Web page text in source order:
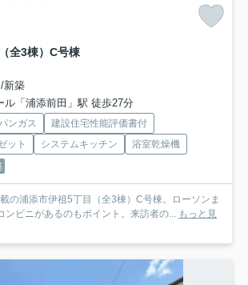
全3棟）C号棟
新築
ル「浦添前田」駅 徒歩27分
ンガス
建設住宅性能評価書付
ット
システムキッチン
浴室乾燥機
の浦添市伊祖5丁目（全3棟）C号棟。ローソンま
ンビニがあるのもポイント。来訪者の... もっと見